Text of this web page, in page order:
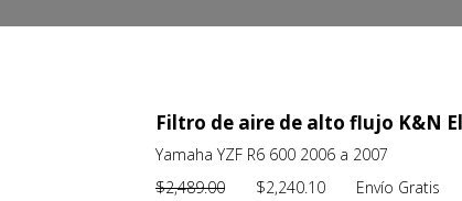
Filtro de aire de alto flujo K&N
Yamaha YZF R6 600 2006 a 2007
$2,489.00$2,240.10 Envío Gratis